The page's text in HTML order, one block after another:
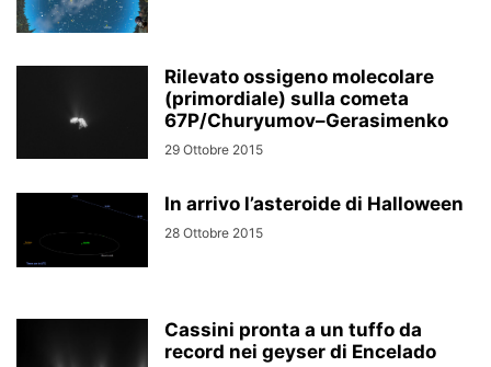
Rilevato ossigeno molecolare
(primordiale) sulla cometa
67P/Churyumov–Gerasimenko
29 Ottobre 2015
In arrivo l’asteroide di Halloween
28 Ottobre 2015
Cassini pronta a un tuffo da
record nei geyser di Encelado